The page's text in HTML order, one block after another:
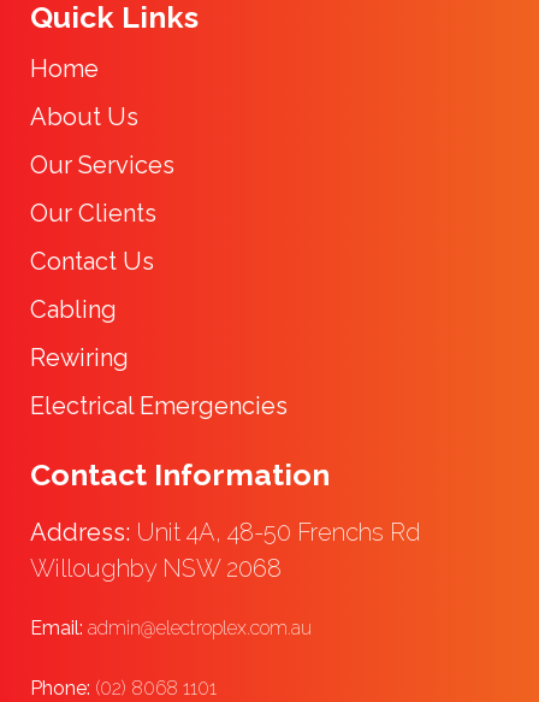
Quick Links
Home
About Us
Our Services
Our Clients
Contact Us
Cabling
Rewiring
Electrical Emergencies
Contact Information
Address: Unit 4A, 48-50 Frenchs Rd
Willoughby NSW 2068
Email: admin@electroplex.com.au
Phone: (02) 8068 1101